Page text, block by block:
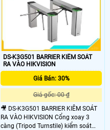
Google Assitant.LED 806lm; Nhiệt
độ màu 2700K-6500K.Thời gian
hoạt động: Trên 15000 giờ.Sản
phẩm phù hợp cho các công trình
và các dự án ,nhà thông minh,...
DS-K3G501 BARRIER KIỂM SOÁT
RA VÀO HIKVISION
Giá Bán: 30%
Giá gốc: 00 ₫
🎥 DS-K3G501 BARRIER KIỂM SOÁT
RA VÀO HIKVISION Cổng xoay 3
càng (Tripod Turnstile) kiểm soát